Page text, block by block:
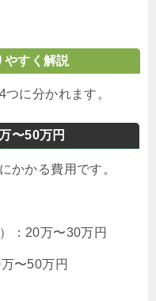
やすく解説
に分かれます。
〜50万円
かかる費用です。
：20万〜30万円
〜50万円